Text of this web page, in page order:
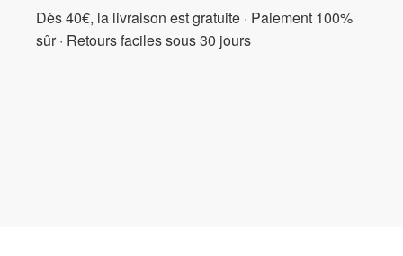
Ajoutez une belle touche d’élégance à votre environnement avec
notrereflux montagnes hautes. C’est plus qu’un simple produit,
Dès 40€, la livraison est gratuite · Paiement 100%
sûr · Retours faciles sous 30 jours